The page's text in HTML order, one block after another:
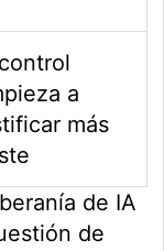
a
más
de IA
de